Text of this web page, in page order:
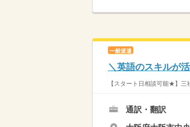
一般派遣
＼英語のスキルが
【スタート日相談可能★】
通訳・翻訳